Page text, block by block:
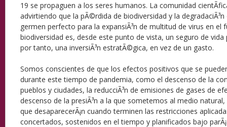
19 se propaguen a los seres humanos. La comunidad
advirtiendo que la pÃ©rdida de biodiversidad y la
germen perfecto para la expansiÃ³n de multitud de virus en el
biodiversidad es, desde este punto de vista, un seguro de
por tanto, una inversiÃ³n estratÃ©gica, en vez de un gasto.
Somos conscientes de que los efectos positivos que se
durante este tiempo de pandemia, como el descenso de la
pueblos y ciudades, la reducciÃ³n de emisiones de gases de
descenso de la presiÃ³n a la que sometemos al medio
que desaparecerÃ¡n cuando terminen las restricciones
concertados, sostenidos en el tiempo y planificados bajo